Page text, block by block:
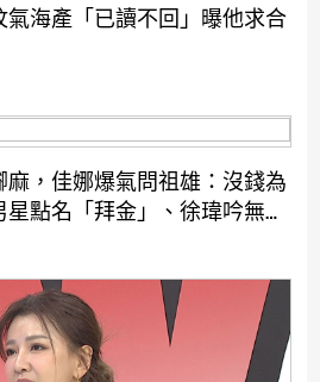
氣海產「已讀不回」曝他求合
，佳娜爆氣問祖雄：沒錢為
點名「拜金」、徐瑋吟無奈